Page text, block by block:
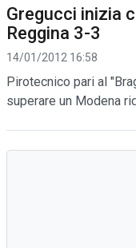
Gregucci inizia
Reggina 3-3
14/01/2012 16:58
Pirotecnico pari al
superare un Modena